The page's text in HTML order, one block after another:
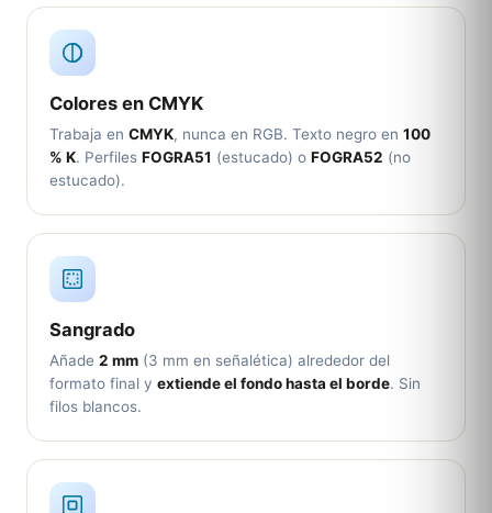
Colores en CMYK
Trabaja en CMYK, nunca en RGB. Texto negro en 100
% K. Perfiles FOGRA51 (estucado) o FOGRA52 (no
estucado).
Sangrado
Añade 2 mm (3 mm en señalética) alrededor del
formato final y extiende el fondo hasta el borde. Sin
filos blancos.